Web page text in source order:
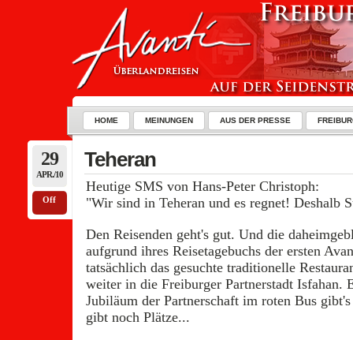
HOME MEINUNGEN AUS DER PRESSE
29
APR./10
Off
Teheran
Heutige SMS von Hans-Peter Christoph:
"Wir sind in Teheran und es regnet! Deshalb
Den Reisenden geht's gut. Und die
aufgrund ihres Reisetagebuchs der ersten
tatsächlich das gesuchte traditionelle
weiter in die Freiburger Partnerstadt Isfahan.
Jubiläum der Partnerschaft im roten Bus
gibt noch Plätze...